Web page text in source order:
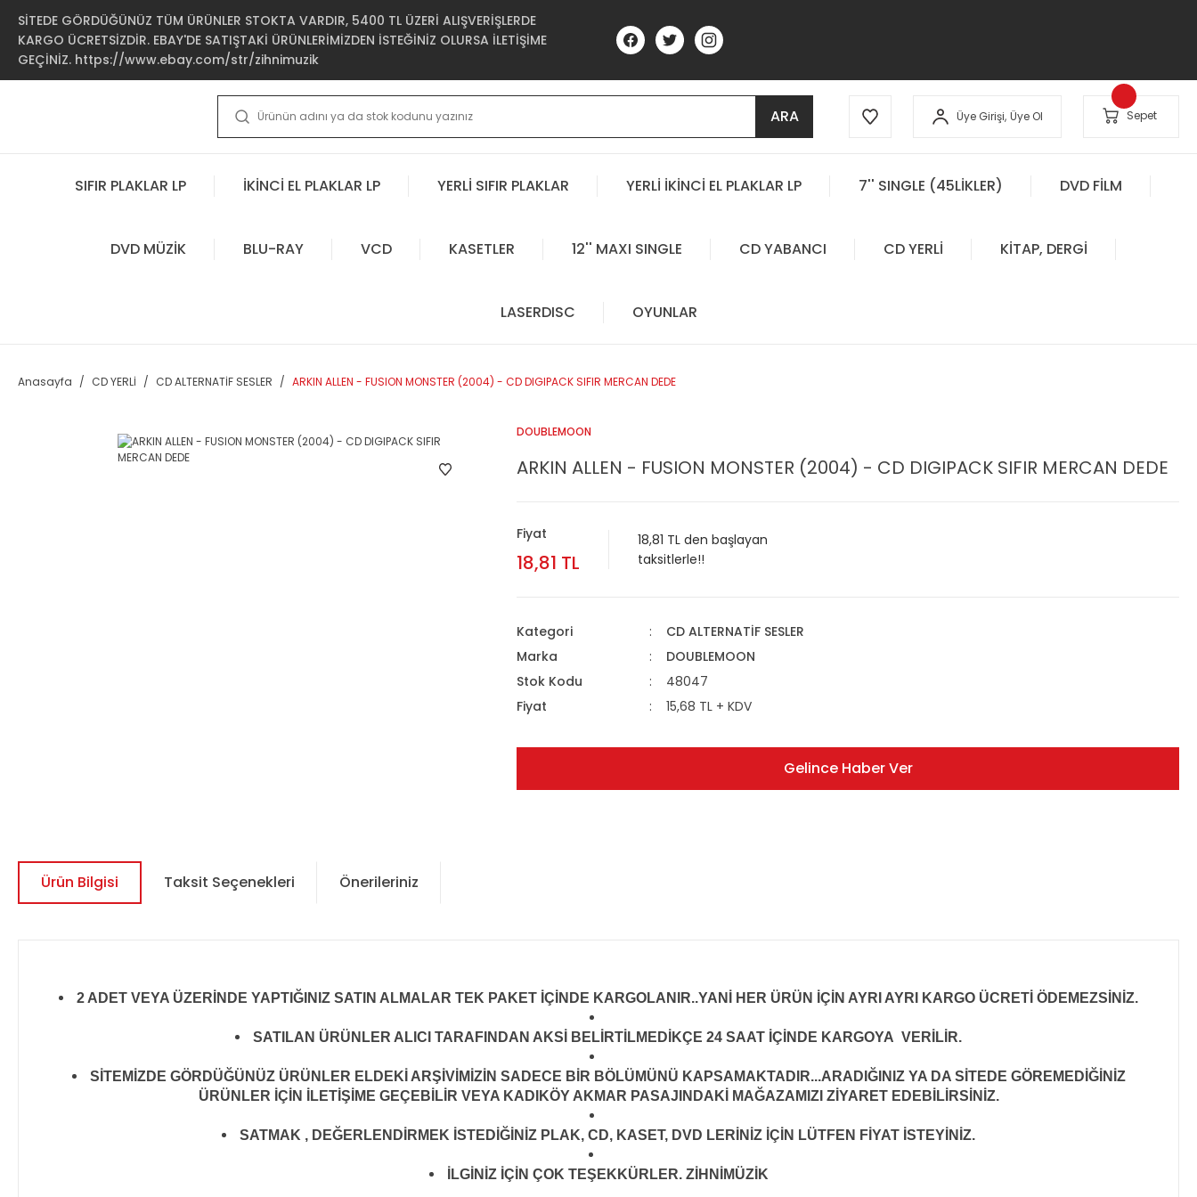
SİTEDE GÖRDÜĞÜNÜZ TÜM ÜRÜNLER STOKTA VARDIR, 5400 TL ÜZERİ ALIŞVERİŞLERDE
KARGO ÜCRETSİZDİR. EBAY'DE SATIŞTAKİ ÜRÜNLERİMİZDEN İSTEĞİNİZ OLURSA İLETİŞİME
GEÇİNİZ. https://www.ebay.com/str/zihnimuzik
ARA Üye Girişi, Üye Ol Sepet
SIFIR PLAKLAR LP İKİNCİ EL PLAKLAR LP YERLİ SIFIR PLAKLAR YERLİ İKİNCİ EL PLAKLAR LP 7'' SINGLE (45LİKLER) DVD FİLM
DVD MÜZİK BLU-RAY VCD KASETLER 12'' MAXI SINGLE CD YABANCI CD YERLİ KİTAP, DERGİ
LASERDISC OYUNLAR
Anasayfa CD YERLİ CD ALTERNATİF SESLER ARKIN ALLEN - FUSION MONSTER (2004) - CD DIGIPACK SIFIR MERCAN DEDE
DOUBLEMOON
ARKIN ALLEN - FUSION MONSTER (2004) - CD DIGIPACK SIFIR MERCAN DEDE
Fiyat
18,81 TL
18,81 TL den başlayan
taksitlerle!!
Kategori
CD ALTERNATİF SESLER
Marka
DOUBLEMOON
Stok Kodu
48047
Fiyat
15,68 TL + KDV
Gelince Haber Ver
Ürün Bilgisi Taksit Seçenekleri Önerileriniz
2 ADET VEYA ÜZERİNDE YAPTIĞINIZ SATIN ALMALAR TEK PAKET İÇİNDE KARGOLANIR..YANİ HER ÜRÜN İÇİN AYRI AYRI KARGO ÜCRETİ ÖDEMEZSİNİZ.
SATILAN ÜRÜNLER ALICI TARAFINDAN AKSİ BELİRTİLMEDİKÇE 24 SAAT İÇİNDE KARGOYA VERİLİR.
SİTEMİZDE GÖRDÜĞÜNÜZ ÜRÜNLER ELDEKİ ARŞİVİMİZİN SADECE BİR BÖLÜMÜNÜ KAPSAMAKTADIR...ARADIĞINIZ YA DA SİTEDE GÖREMEDİĞİNİZ
ÜRÜNLER İÇİN İLETİŞİME GEÇEBİLİR VEYA KADIKÖY AKMAR PASAJINDAKİ MAĞAZAMIZI ZİYARET EDEBİLİRSİNİZ.
SATMAK , DEĞERLENDİRMEK İSTEDİĞİNİZ PLAK, CD, KASET, DVD LERİNİZ İÇİN LÜTFEN FİYAT İSTEYİNİZ.
İLGİNİZ İÇİN ÇOK TEŞEKKÜRLER. ZİHNİMÜZİK